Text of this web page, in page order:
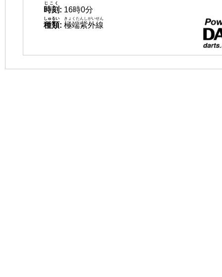
時刻
じこく
: 16時0分
種類
しゅるい
: 極端紫外線
きょくたんしがいせん